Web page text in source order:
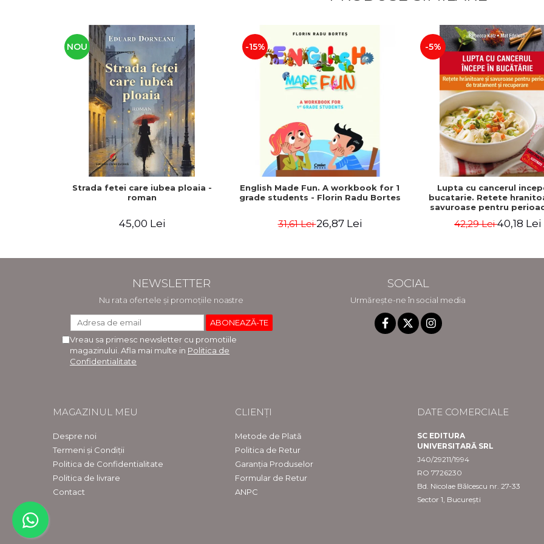
NOU
Strada fetei care iubea ploaia -
roman
45,00 Lei
-15%
English Made Fun. A workbook for 1
grade students - Florin Radu Bortes
31,61 Lei26,87 Lei
-5%
Lupta cu cancerul
bucatarie. Retete
savuroase pentru
Katz, Mat Edelson
42,29 Lei40,18 Lei
NEWSLETTER
Nu rata ofertele și promoțiile noastre
Vreau sa primesc newsletter cu promotiile
magazinului. Afla mai multe in Politica de
Confidentialitate
SOCIAL
Urmărește-ne în social media
MAGAZINUL MEU
Despre noi
Termeni și Condiții
Politica de Confidentialitate
Politica de livrare
Contact
CLIENȚI
Metode de Plată
Politica de Retur
Garanția Produselor
Formular de Retur
ANPC
DATE COMERCIALE
SC EDITURA
UNIVERSITARĂ SRL
J40/29211/1994
RO 7726230
Bd. Nicolae Bălcescu nr. 27-33
Sector 1, București